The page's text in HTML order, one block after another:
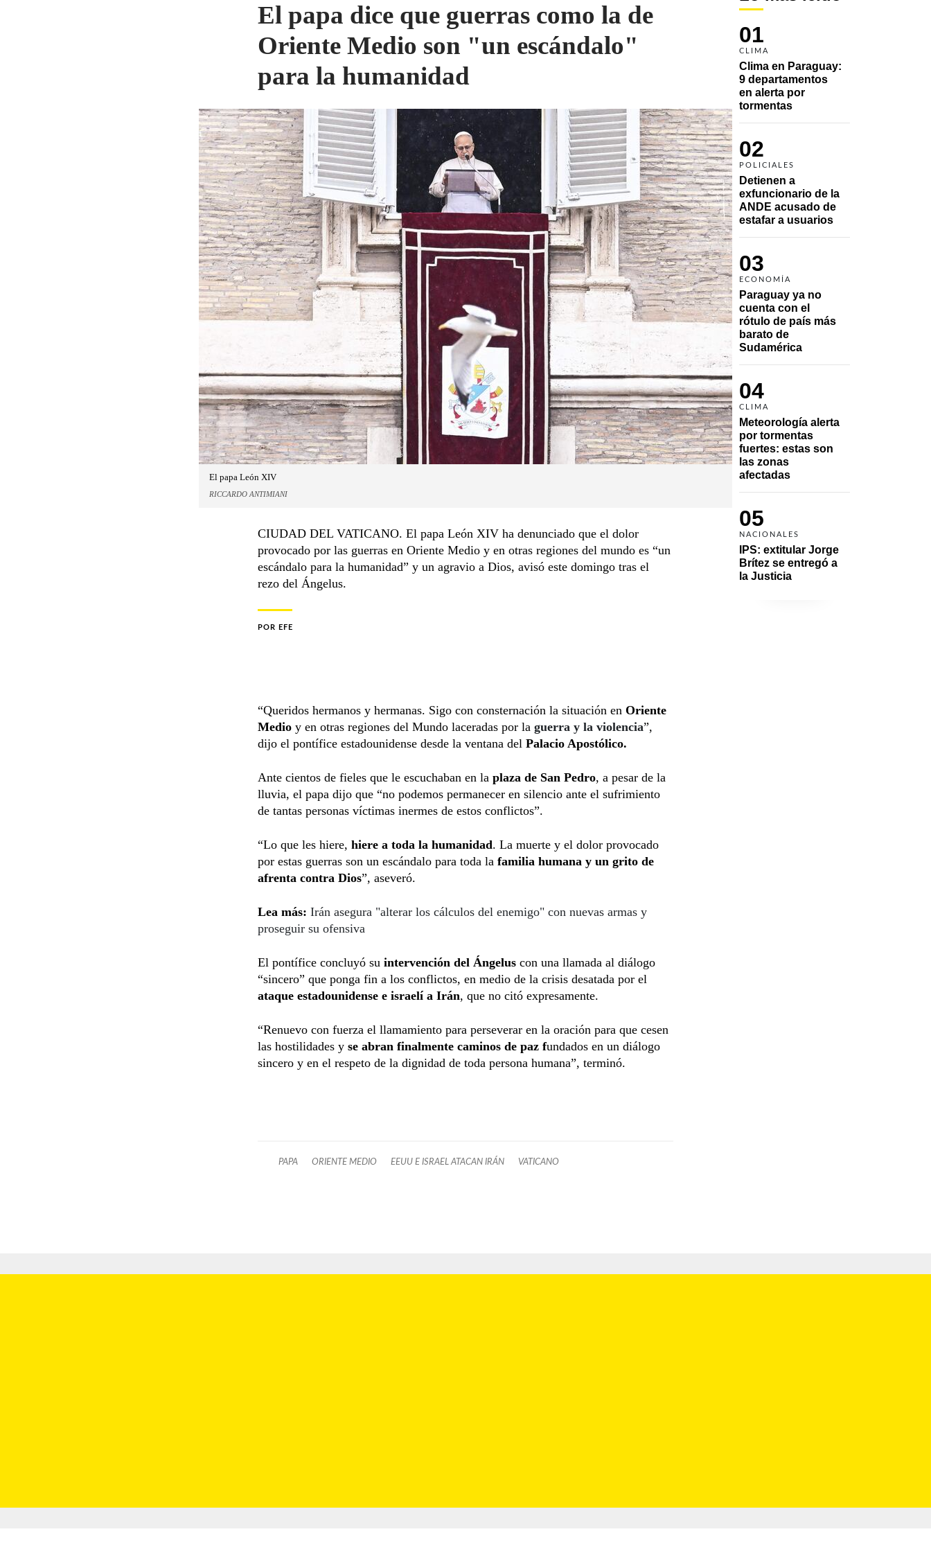
01
CLIMA
Clima en Paraguay:
9 departamentos
en alerta por
tormentas
02
POLICIALES
Detienen a
exfuncionario de la
ANDE acusado de
estafar a usuarios
03
ECONOMÍA
Paraguay ya no
cuenta con el
rótulo de país más
barato de
Sudamérica
04
CLIMA
Meteorología alerta
por tormentas
fuertes: estas son
las zonas
afectadas
05
NACIONALES
IPS: extitular Jorge
Brítez se entregó a
la Justicia
El papa dice que guerras como la de
Oriente Medio son "un escándalo"
para la humanidad
El papa León XIV
RICCARDO ANTIMIANI
CIUDAD DEL VATICANO. El papa León XIV ha denunciado que el dolor
provocado por las guerras en Oriente Medio y en otras regiones del mundo es “un
escándalo para la humanidad” y un agravio a Dios, avisó este domingo tras el
rezo del Ángelus.
POR EFE
“Queridos hermanos y hermanas. Sigo con consternación la situación en Oriente
Medio y en otras regiones del Mundo laceradas por la guerra y la violencia”,
dijo el pontífice estadounidense desde la ventana del Palacio Apostólico.
Ante cientos de fieles que le escuchaban en la plaza de San Pedro, a pesar de la
lluvia, el papa dijo que “no podemos permanecer en silencio ante el sufrimiento
de tantas personas víctimas inermes de estos conflictos”.
“Lo que les hiere, hiere a toda la humanidad. La muerte y el dolor provocado
por estas guerras son un escándalo para toda la familia humana y un grito de
afrenta contra Dios”, aseveró.
Lea más: Irán asegura "alterar los cálculos del enemigo" con nuevas armas y
proseguir su ofensiva
El pontífice concluyó su intervención del Ángelus con una llamada al diálogo
“sincero” que ponga fin a los conflictos, en medio de la crisis desatada por el
ataque estadounidense e israelí a Irán, que no citó expresamente.
“Renuevo con fuerza el llamamiento para perseverar en la oración para que cesen
las hostilidades y se abran finalmente caminos de paz fundados en un diálogo
sincero y en el respeto de la dignidad de toda persona humana”, terminó.
PAPA ORIENTE MEDIO EEUU E ISRAEL ATACAN IRÁN VATICANO